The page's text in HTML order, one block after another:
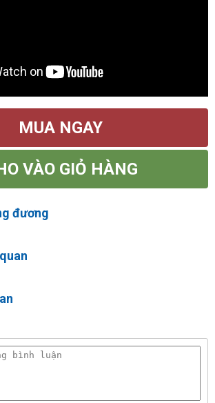
MUA NGAY
VÀO GIỎ HÀNG
đương